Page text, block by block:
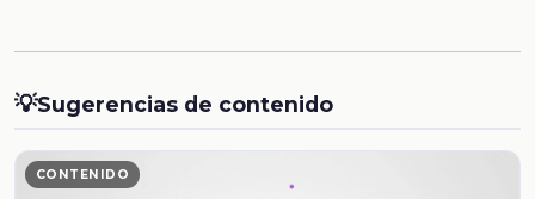
💡Sugerencias de contenido
CONTENIDO